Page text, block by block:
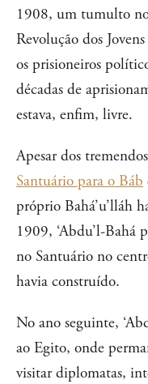
1908, um tumulto
Revolução dos
os prisioneiros
décadas de
estava, enfim, livre.
Apesar dos
Santuário para o Báb
próprio Bahá’u’lláh
1909, ‘Abdu’l-Bahá
no Santuário no
havia construído.
No ano seguinte,
ao Egito, onde
visitar diplomatas,